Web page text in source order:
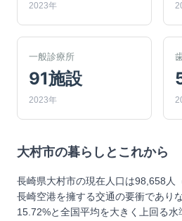
2023年
一般診療所
91施設
2023年
大村市の暮らしとこれから
長崎県大村市の現在人口は98,658人
長崎空港を擁する交通の要衝であり
15.72%と全国平均を大きく上回る